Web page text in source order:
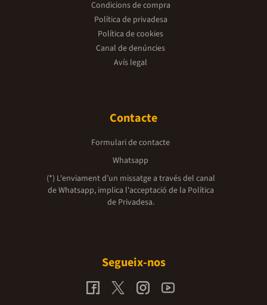
Condicions de compra
Política de privadesa
Política de cookies
Canal de denúncies
Avís legal
Contacte
Formulari de contacte
Whatsapp
(*) L'enviament d’un missatge a través del canal
de Whatsapp, implica l'acceptació de la Política
de Privadesa.
Segueix-nos